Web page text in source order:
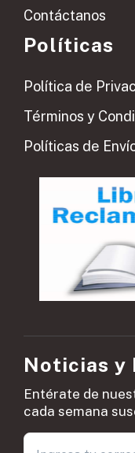
Contáctanos
Políticas
Política de
Términos y
Políticas de
Noticias y
Entérate de
cada semana